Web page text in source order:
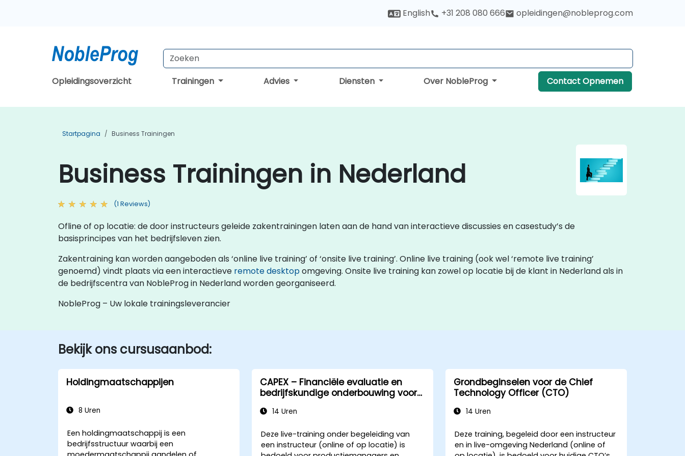
English +31 208 080 666 opleidingen@nobleprog.com
Opleidingsoverzicht Trainingen Advies Diensten Over NobleProg Contact Opnemen
Startpagina Business Trainingen
Business Trainingen in Nederland
(1 Reviews)
Ofline of op locatie: de door instructeurs geleide zakentrainingen laten aan de hand van interactieve discussies en casestudy’s de
basisprincipes van het bedrijfsleven zien.
Zakentraining kan worden aangeboden als ‘online live training’ of ‘onsite live training’. Online live training (ook wel ‘remote live training’
genoemd) vindt plaats via een interactieve remote desktopomgeving. Onsite live training kan zowel op locatie bij de klant in Nederland als in
de bedrijfscentra van NobleProg in Nederland worden georganiseerd.
NobleProg – Uw lokale trainingsleverancier
Bekijk ons cursusaanbod:
Holdingmaatschappijen
8 Uren
Eenholdingmaatschappij is een
bedrijfsstructuur waarbij een
CAPEX – Financiële evaluatie en
bedrijfskundige onderbouwing voor
14 Uren
Deze live-training onder begeleiding van
een instructeur (online of op locatie) is
Grondbeginselen voor de Chief
Technology Officer (CTO)
14 Uren
Deze training, begeleid door een instructeur
en in live-omgeving Nederland (online of